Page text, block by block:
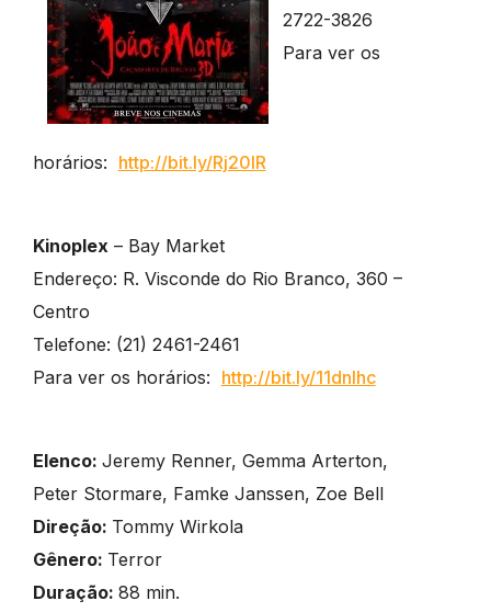
2722-3826
Para ver os
horários: http://bit.ly/Rj20lR
Kinoplex – Bay Market
Endereço: R. Visconde do Rio Branco, 360 –
Centro
Telefone: (21) 2461-2461
Para ver os horários: http://bit.ly/11dnlhc
Elenco: Jeremy Renner, Gemma Arterton,
Peter Stormare, Famke Janssen, Zoe Bell
Direção: Tommy Wirkola
Gênero: Terror
Duração: 88 min.